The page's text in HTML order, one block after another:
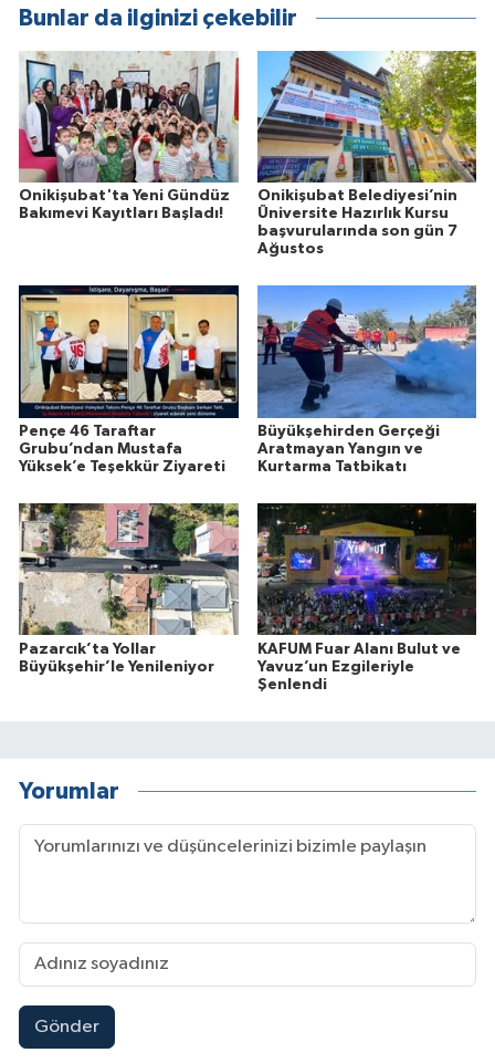
Bunlar da ilginizi çekebilir
Onikişubat'ta Yeni Gündüz
Bakımevi Kayıtları Başladı!
Onikişubat Belediyesi’nin
Üniversite Hazırlık Kursu
başvurularında son gün 7
Ağustos
Pençe 46 Taraftar
Grubu’ndan Mustafa
Yüksek’e Teşekkür Ziyareti
Büyükşehirden Gerçeği
Aratmayan Yangın ve
Kurtarma Tatbikatı
Pazarcık’ta Yollar
Büyükşehir’le Yenileniyor
KAFUM Fuar Alanı Bulut ve
Yavuz’un Ezgileriyle
Şenlendi
Yorumlar
Gönder